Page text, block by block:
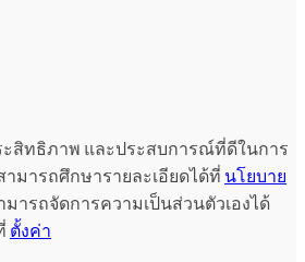
สิทธิภาพ และประสบการณ์ที่ดีในการ
มารถศึกษารายละเอียดได้ที่ นโยบาย
มารถจัดการความเป็นส่วนตัวเองได้
ตั้งค่า